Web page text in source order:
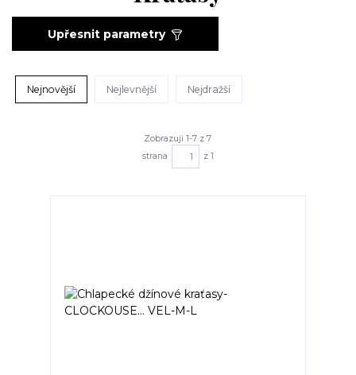
Upřesnit parametry
Nejnovější Nejlevnější Nejdražší
Zobrazuji 1-7 z 7
strana
z 1